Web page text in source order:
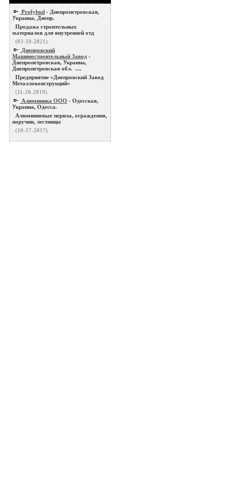
Profybud - Днепропетровская,
Украина, Днепр.
Продажа строительных
материалов для внутренней отд
(03-18-2021)
Днепровский
Машиностроительный Завод -
Днепропетровская, Украина,
Днепропетровская обл. ....
Предприятие «Днепровский Завод
Металлоконструкций»
(11-20-2019)
Алюминика ООО - Одесская,
Украина, Одесса.
Алюминиевые перила, ограждения,
поручни, лестницы
(10-17-2017)